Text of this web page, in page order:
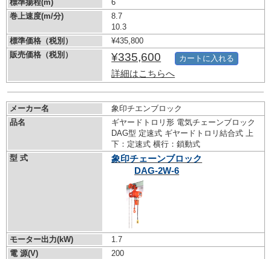
標準揚程(m)
6
巻上速度(m/分)
8.7
10.3
標準価格（税別）
¥435,800
販売価格（税別）
¥335,600
詳細はこちらへ
カートに入れる
メーカー名
象印チエンブロック
品名
ギヤードトロリ形 電気チェーンブロック
DAG型 定速式 ギヤードトロリ結合式 上
下：定速式 横行：鎖動式
型 式
象印チェーンブロック
DAG-2W-6
モーター出力(kW)
1.7
電 源(V)
200